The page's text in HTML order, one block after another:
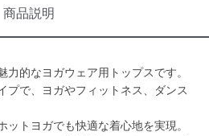
商品説明
力的なヨガウェア用トップスです。
プで、ヨガやフィットネス、ダンス
ットヨガでも快適な着心地を実現。